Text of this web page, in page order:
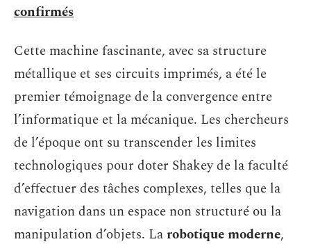
confirmés
Cette machine fascinante, avec sa structure
métallique et ses circuits imprimés, a été le
premier témoignage de la convergence entre
l’informatique et la mécanique. Les chercheurs
de l’époque ont su transcender les limites
technologiques pour doter Shakey de la faculté
d’effectuer des tâches complexes, telles que la
navigation dans un espace non structuré ou la
manipulation d’objets. Larobotique moderne,